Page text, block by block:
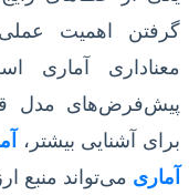
معناداری آماری
پیش‌فرض‌های مدل
برای آشنایی بیشتر،
آماری می‌تواند منبع